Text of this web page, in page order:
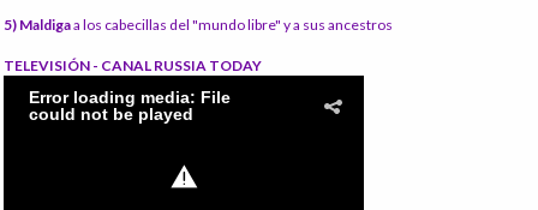
5) Maldigaa los cabecillas del "mundo libre" y a sus ancestros
TELEVISIÓN - CANAL RUSSIA TODAY